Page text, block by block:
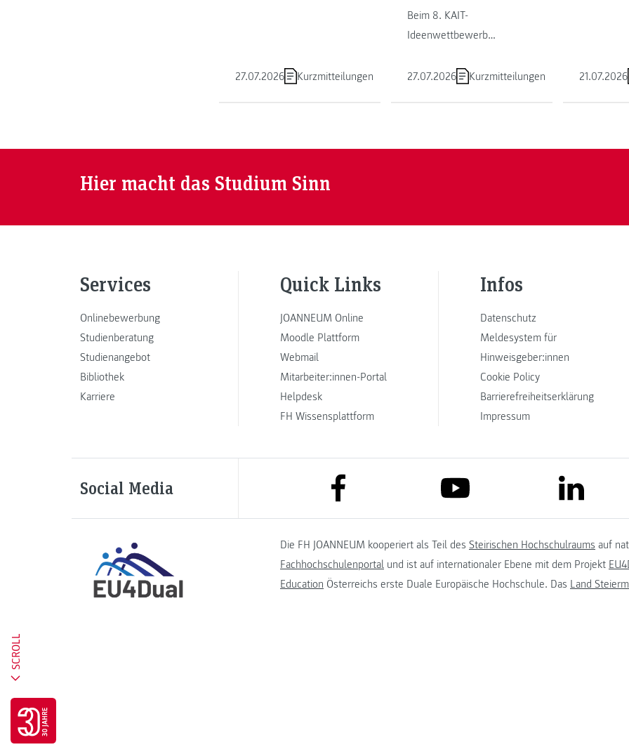
27.07.2026
Kurzmitteilungen
Beim 8. KAIT-
Ideenwettbewerb
Teams ihre Geschäftsideen.
27.07.2026 Kurzmitteilungen 21.07.2026
SCROLL
Hier macht das Studium Sinn
Services
Onlinebewerbung
Studienberatung
Studienangebot
Bibliothek
Karriere
Quick Links
JOANNEUM Online
Moodle Plattform
Webmail
Mitarbeiter:innen-Portal
Helpdesk
FH Wissensplattform
Infos
Datenschutz
Meldesystem für
Hinweisgeber:innen
Cookie Policy
Barrierefreiheitserklärung
Impressum
Social Media link to facebook link to youtube link to
Die FH JOANNEUM kooperiert als Teil des Steirischen Hochschulraums auf
Fachhochschulenportal und ist auf internationaler Ebene mit dem Projekt
Education Österreichs erste Duale Europäische Hochschule. Das Land